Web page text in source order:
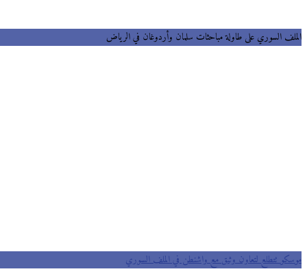
الملف السوري على طاولة مباحثات سلمان وأردوغان في الرياض
موسكو تتطلع لتعاون وثيق مع واشنطن في الملف السوري